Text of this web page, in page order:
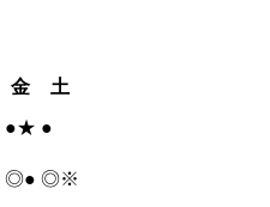
金
土
●★ ●
◎● ◎※